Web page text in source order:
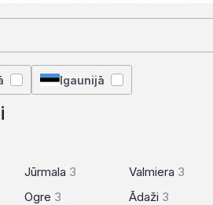
Igaunijā
Jūrmala 3
Ogre 3
Valmiera 3
Ādaži 3